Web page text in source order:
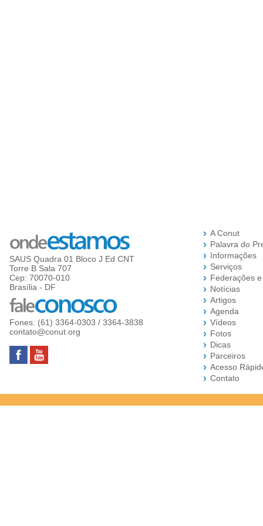
SAUS Quadra 01 Bloco J Ed CNT
Torre B Sala 707
Cep: 70070-010
Brasília - DF
Fones: (61) 3364-0303 / 3364-3838
contato@conut.org
A Conut
Palavra do
Informações
Serviços
Federações
Notícias
Artigos
Agenda
Vídeos
Fotos
Dicas
Parceiros
Acesso
Contato